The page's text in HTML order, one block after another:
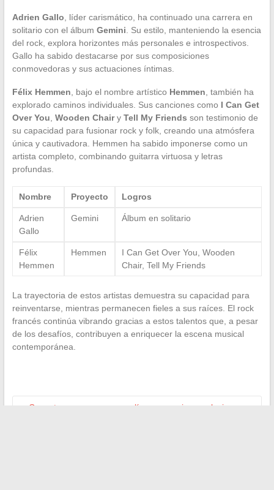
Adrien Gallo, líder carismático, ha continuado una carrera en
solitario con el álbum Gemini. Su estilo, manteniendo la esencia
del rock, explora horizontes más personales e introspectivos.
Gallo ha sabido destacarse por sus composiciones
conmovedoras y sus actuaciones íntimas.
Félix Hemmen, bajo el nombre artístico Hemmen, también ha
explorado caminos individuales. Sus canciones como I Can Get
Over You, Wooden Chairy Tell My Friends son testimonio de
su capacidad para fusionar rock y folk, creando una atmósfera
única y cautivadora. Hemmen ha sabido imponerse como un
artista completo, combinando guitarra virtuosa y letras
profundas.
Nombre Proyecto Logros
Adrien
Gallo
Gemini Álbum en solitario
Félix
Hemmen
Hemmen
I Can Get Over You, Wooden
Chair, Tell My Friends
La trayectoria de estos artistas demuestra su capacidad para
reinventarse, mientras permanecen fieles a sus raíces. El rock
francés continúa vibrando gracias a estos talentos que, a pesar
de los desafíos, contribuyen a enriquecer la escena musical
contemporánea.
Conectarse a su correo en línea: consejos y soluciones